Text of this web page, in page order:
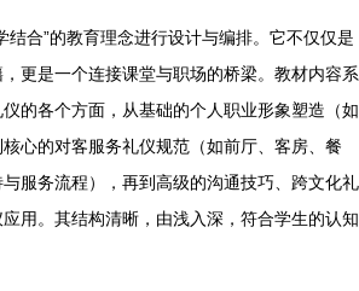
结合”的教育理念进行设计与编排。它不仅仅是
更是一个连接课堂与职场的桥梁。教材内容系
的各个方面，从基础的个人职业形象塑造（如
心的对客服务礼仪规范（如前厅、客房、餐
服务流程），再到高级的沟通技巧、跨文化礼
用。其结构清晰，由浅入深，符合学生的认知